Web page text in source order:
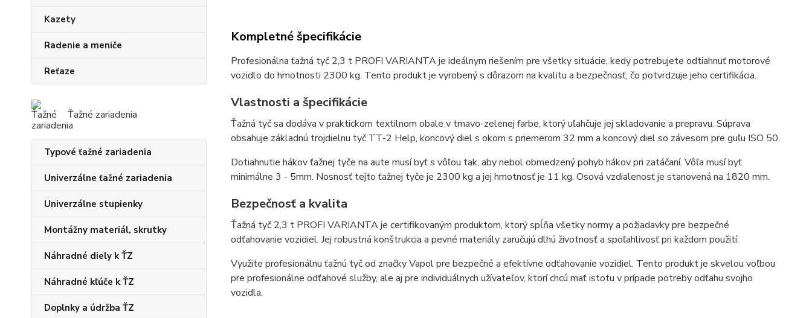
Kazety
Radenie a meniče
Reťaze
Ťažné zariadenia
Typové ťažné zariadenia
Univerzálne ťažné zariadenia
Univerzálne stupienky
Montážny materiál, skrutky
Náhradné diely k ŤZ
Náhradné kľúče k ŤZ
Doplnky a údržba ŤZ
Kompletné špecifikácie
Profesionálna ťažná tyč 2,3 t PROFI VARIANTA je ideálnym riešením pre všetky situácie, kedy potrebujete odtiahnuť motorové
vozidlo do hmotnosti 2300 kg. Tento produkt je vyrobený s dôrazom na kvalitu a bezpečnosť, čo potvrdzuje jeho certifikácia.
Vlastnosti a špecifikácie
Ťažná tyč sa dodáva v praktickom textilnom obale v tmavo-zelenej farbe, ktorý uľahčuje jej skladovanie a prepravu. Súprava
obsahuje základnú trojdielnu tyč TT-2 Help, koncový diel s okom s priemerom 32 mm a koncový diel so závesom pre guľu ISO 50.
Dotiahnutie hákov ťažnej tyče na aute musí byť s vôľou tak, aby nebol obmedzený pohyb hákov pri zatáčaní. Vôľa musí byť
minimálne 3 - 5mm. Nosnosť tejto ťažnej tyče je 2300 kg a jej hmotnosť je 11 kg. Osová vzdialenosť je stanovená na 1820 mm.
Bezpečnosť a kvalita
Ťažná tyč 2,3 t PROFI VARIANTA je certifikovaným produktom, ktorý spĺňa všetky normy a požiadavky pre bezpečné
odťahovanie vozidiel. Jej robustná konštrukcia a pevné materiály zaručujú dlhú životnosť a spoľahlivosť pri každom použití.
Využite profesionálnu ťažnú tyč od značky Vapol pre bezpečné a efektívne odťahovanie vozidiel. Tento produkt je skvelou voľbou
pre profesionálne odťahové služby, ale aj pre individuálnych užívateľov, ktorí chcú mať istotu v prípade potreby odťahu svojho
vozidla.